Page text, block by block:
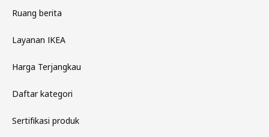
Ruang berita
Layanan IKEA
Harga Terjangkau
Daftar kategori
Sertifikasi produk